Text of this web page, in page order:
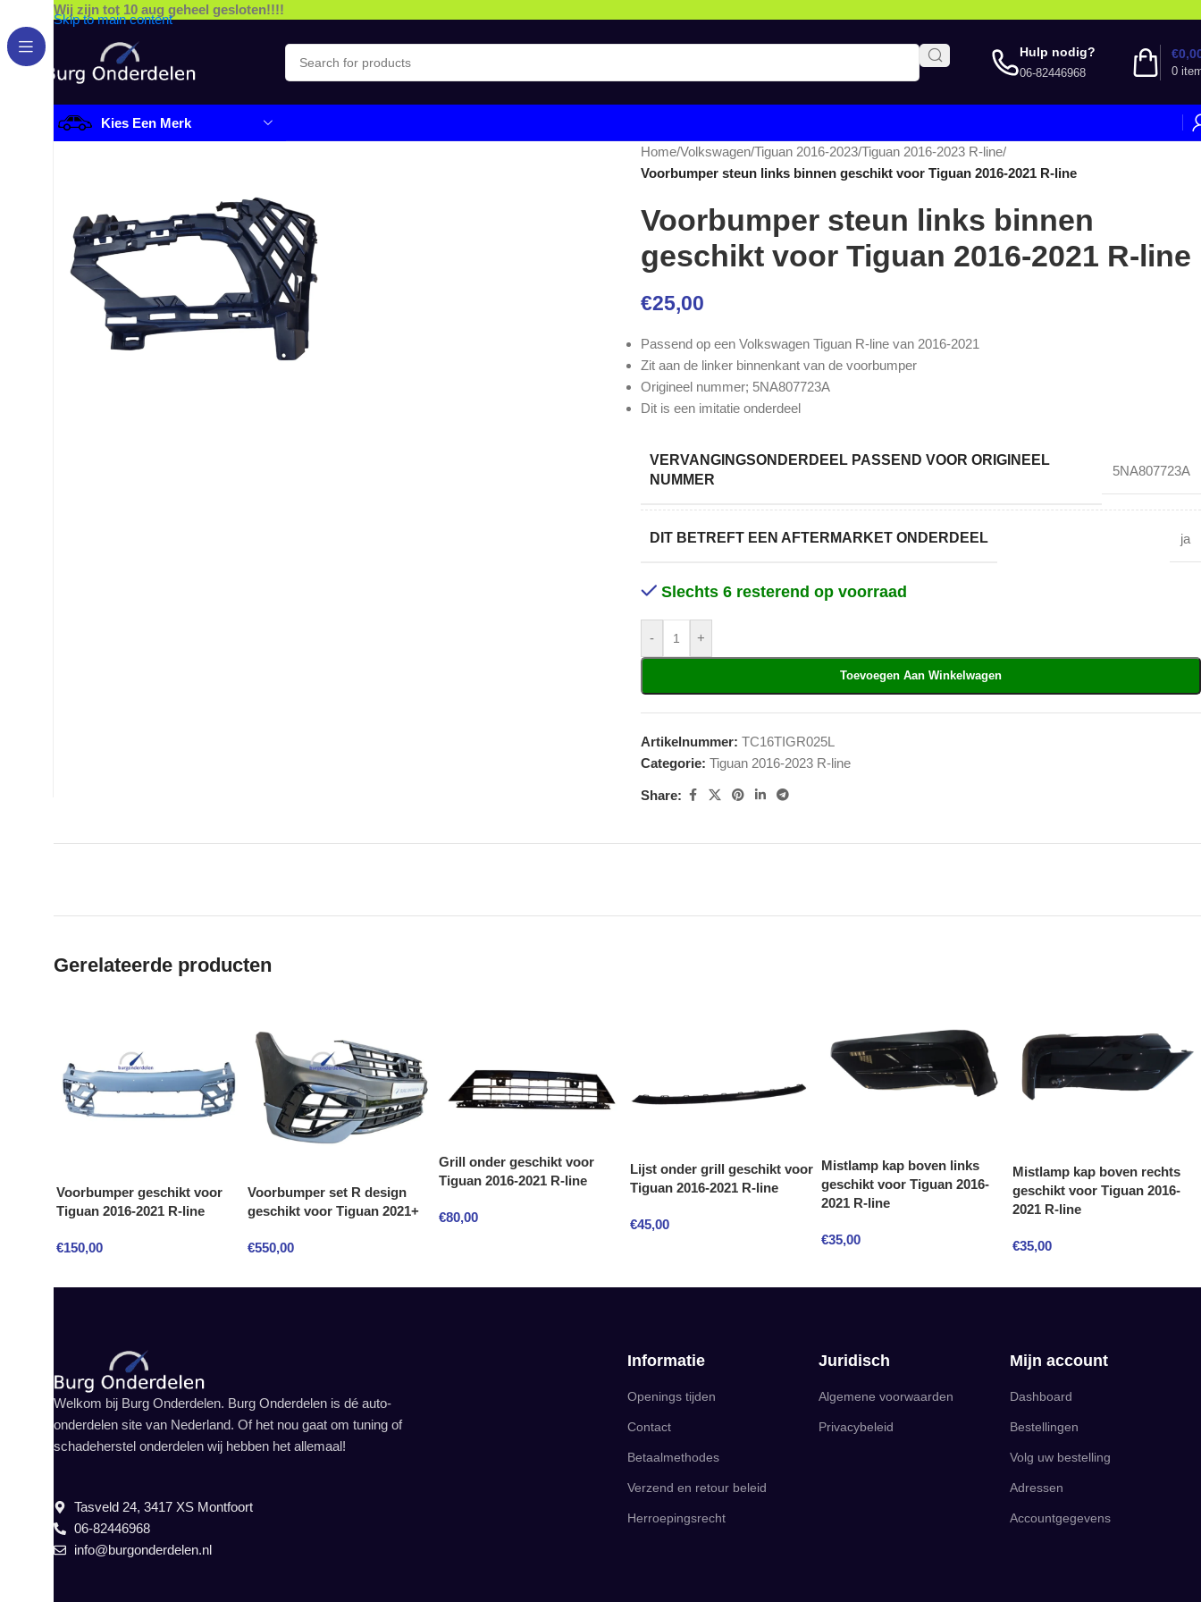
Skip to main content
Wij zijn tot 10 aug geheel gesloten!!!!
Hulp nodig?
06-82446968 0
€
Kies Een Merk
Home/Volkswagen/Tiguan 2016-2023/Tiguan 2016-2023 R-line/
Voorbumper steun links binnen geschikt voor Tiguan 2016-2021 R-line
Voorbumper steun links binnen
geschikt voor Tiguan 2016-2021 R-line
€25,00
Passend op een Volkswagen Tiguan R-line van 2016-2021
Zit aan de linker binnenkant van de voorbumper
Origineel nummer; 5NA807723A
Dit is een imitatie onderdeel
VERVANGINGSONDERDEEL PASSEND VOOR ORIGINEEL
NUMMER
5NA807723A
DIT BETREFT EEN AFTERMARKET ONDERDEEL ja
Slechts 6 resterend op voorraad
- +
Toevoegen Aan Winkelwagen
Artikelnummer: TC16TIGR025L
Categorie: Tiguan 2016-2023 R-line
Share:
Gerelateerde producten
Voorbumper geschikt voor
Tiguan 2016-2021 R-line
€150,00
Voorbumper set R design
geschikt voor Tiguan 2021+
€550,00
Grill onder geschikt voor
Tiguan 2016-2021 R-line
€80,00
Lijst onder grill geschikt voor
Tiguan 2016-2021 R-line
€45,00
Mistlamp kap boven links
geschikt voor Tiguan 2016-
2021 R-line
€35,00
Mistlamp kap boven rechts
geschikt voor Tiguan 2016-
2021 R-line
€35,00
Informatie
Openings tijden
Contact
Betaalmethodes
Verzend en retour beleid
Herroepingsrecht
Juridisch
Algemene voorwaarden
Privacybeleid
Mijn account
Dashboard
Bestellingen
Volg uw bestelling
Adressen
Accountgegevens
Welkom bij Burg Onderdelen. Burg Onderdelen is dé auto-
onderdelen site van Nederland. Of het nou gaat om tuning of
schadeherstel onderdelen wij hebben het allemaal!
Tasveld 24, 3417 XS Montfoort
06-82446968
info@burgonderdelen.nl